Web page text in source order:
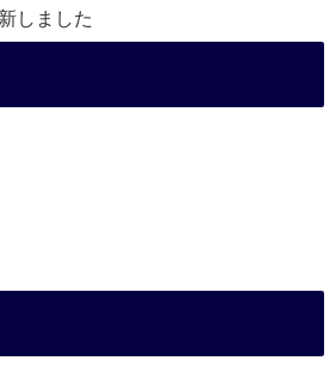
しました
9Vo2WgtDLME @YouTube